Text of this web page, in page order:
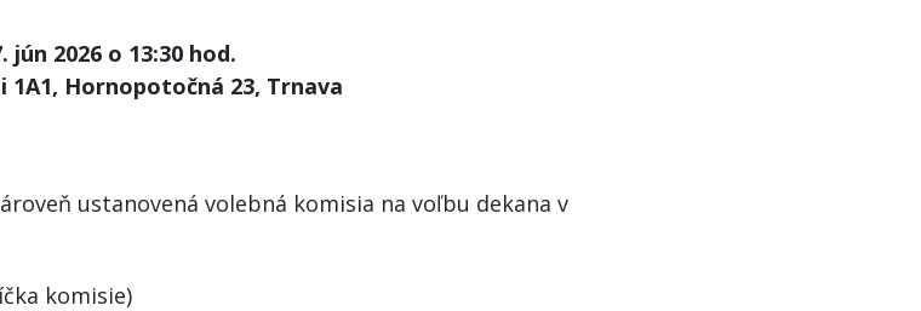
jún 2026 o 13:30 hod.
Hornopotočná 23, Trnava
ustanovená volebná komisia na voľbu dekana v
komisie)